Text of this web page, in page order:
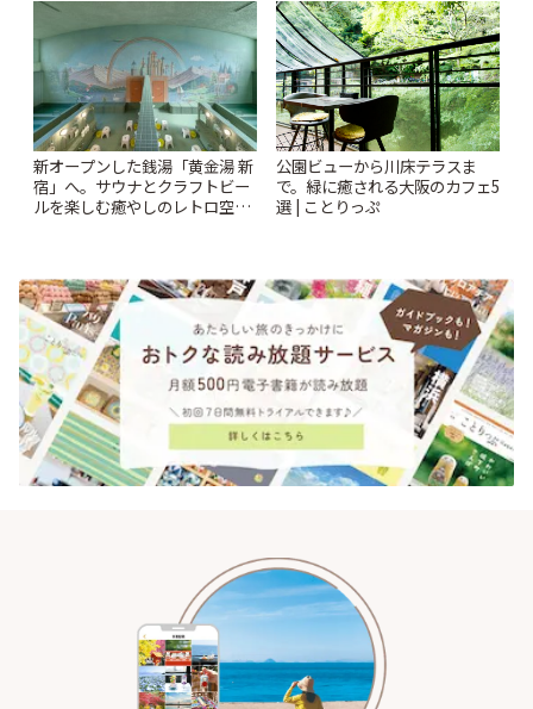
新オープンした銭湯「黄金湯 新
宿」へ。サウナとクラフトビー
ルを楽しむ癒やしのレトロ空間
公園ビューから川床テラスま
で。緑に癒される大阪のカフェ5
選 | ことりっぷ